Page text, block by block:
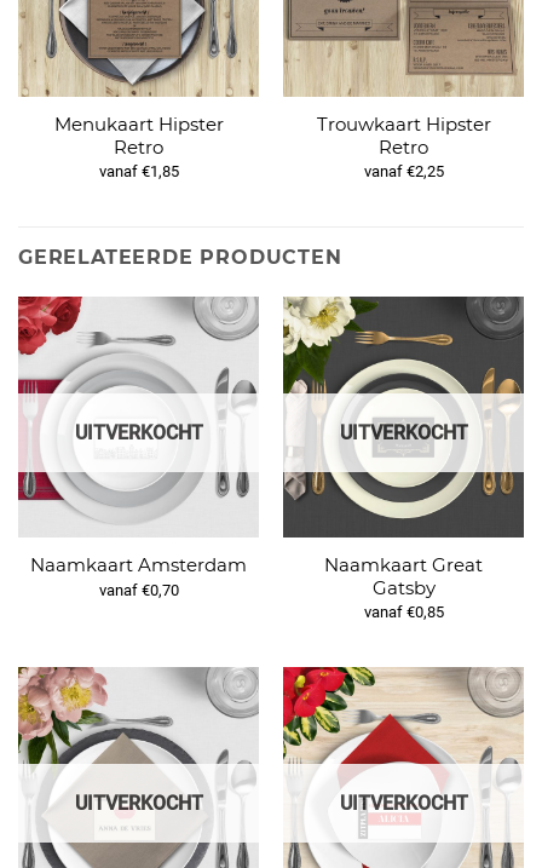
Menukaart Hipster
Retro
vanaf €1,85
Trouwkaart Hipster
Retro
vanaf €2,25
GERELATEERDE PRODUCTEN
UITVERKOCHT
Naamkaart Amsterdam
vanaf €0,70
UITVERKOCHT
Naamkaart Great
Gatsby
vanaf €0,85
UITVERKOCHT UITVERKOCHT